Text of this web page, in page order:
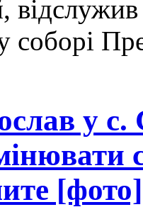
соборі
у с.
[фото]